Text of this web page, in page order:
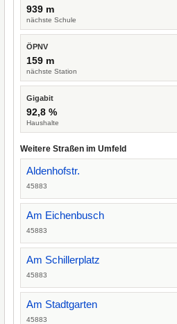
939 m
nächste Schule
ÖPNV
159 m
nächste Station
Gigabit
92,8 %
Haushalte
Weitere Straßen im Umfeld
Aldenhofstr.
45883
Am Eichenbusch
45883
Am Schillerplatz
45883
Am Stadtgarten
45883